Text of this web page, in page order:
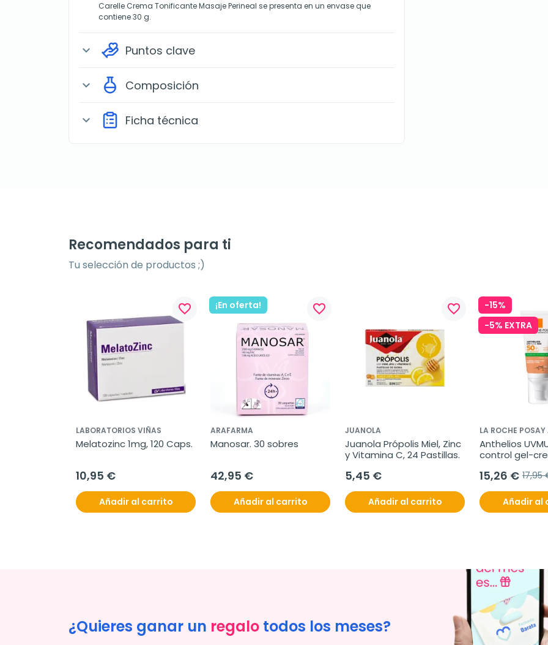
Carelle Crema Tonificante Masaje Perineal se presenta en un envase que
contiene 30 g.
expand_more Puntos clave
expand_more Composición
expand_more Ficha técnica
Recomendados para ti
Tu selección de productos ;)
favorite_border
LABORATORIOS VIÑAS
Melatozinc 1mg, 120 Caps.
10,95 €
Añadir al carrito
¡En oferta! favorite_border
ARAFARMA
Manosar. 30 sobres
42,95 €
Añadir al carrito
favorite_border
JUANOLA
Juanola Própolis Miel, Zinc
y Vitamina C, 24 Pastillas.
5,45 €
Añadir al carrito
-15%
-5% EXTRA
LA ROCHE
Anthelios
control gel-
15,26 € 17,95
Añadir al
¿Quieres ganar un regalo todos los meses?